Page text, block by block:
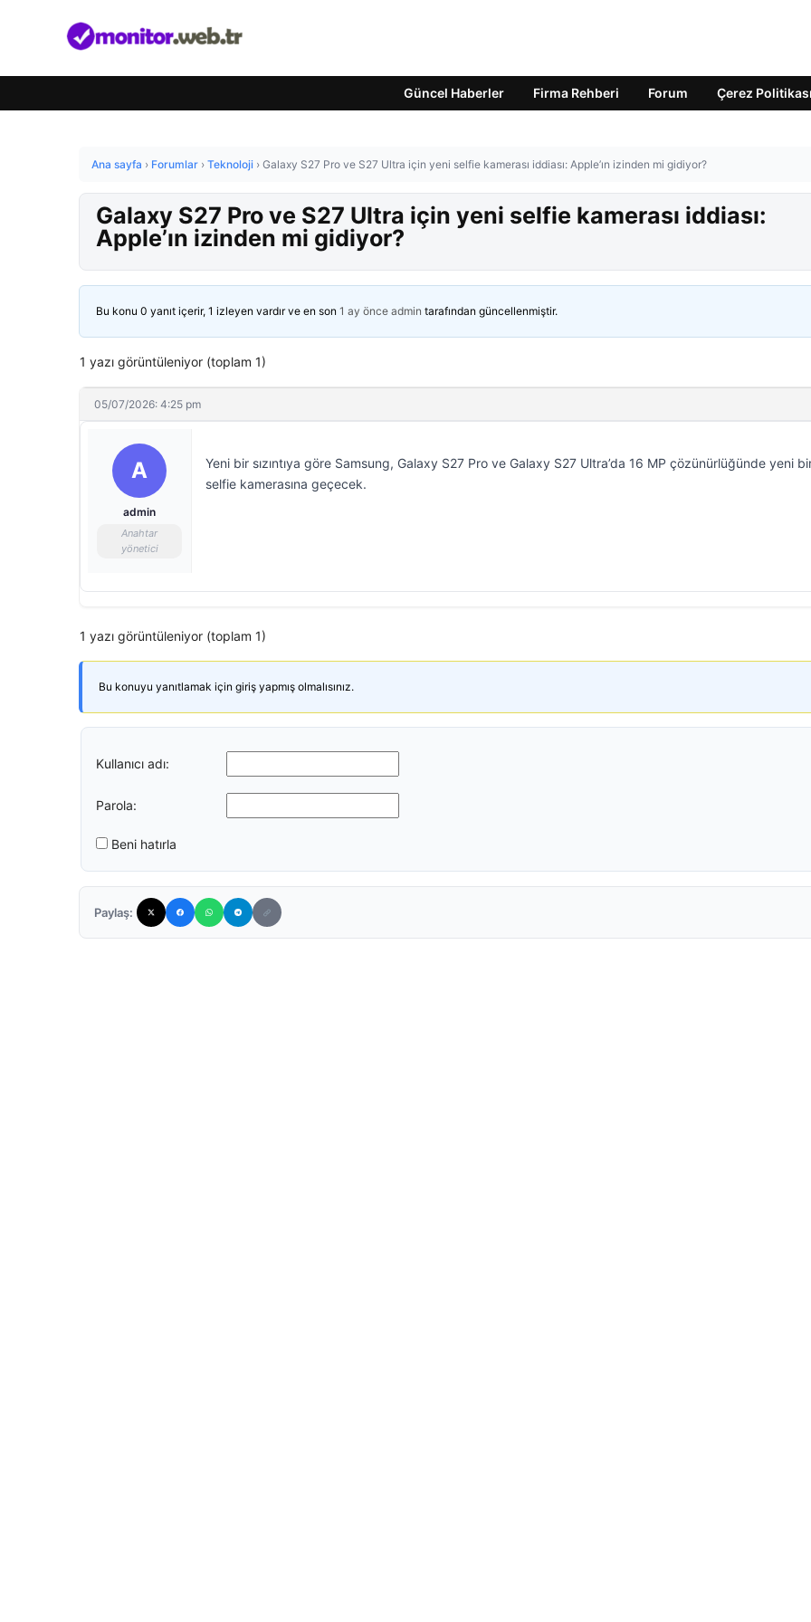
Güncel Haberler Firma Rehberi Forum Çerez Politikası
Ana sayfa › Forumlar › Teknoloji › Galaxy S27 Pro ve S27 Ultra için yeni selfie kamerası iddiası: Apple’ın izinden mi gidiyor?
Galaxy S27 Pro ve S27 Ultra için yeni selfie kamerası iddiası:
Apple’ın izinden mi gidiyor?
Bu konu 0 yanıt içerir, 1 izleyen vardır ve en son 1 ay önce admin tarafından güncellenmiştir.
1 yazı görüntüleniyor (toplam 1)
05/07/2026: 4:25 pm
A
admin
Anahtar
yönetici
Yeni bir sızıntıya göre Samsung, Galaxy S27 Pro ve Galaxy S27 Ultra’da 16 MP çözünürlüğünde yeni
selfie kamerasına geçecek.
1 yazı görüntüleniyor (toplam 1)
Bu konuyu yanıtlamak için giriş yapmış olmalısınız.
Kullanıcı adı:
Parola:
Beni hatırla
Paylaş: